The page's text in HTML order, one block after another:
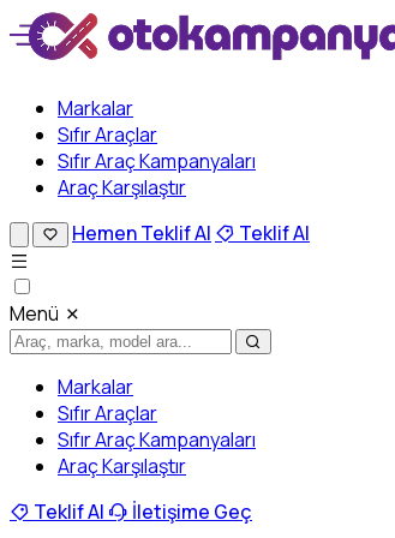
Markalar
Sıfır Araçlar
Sıfır Araç Kampanyaları
Araç Karşılaştır
Hemen Teklif Al
Teklif Al
Menü
Markalar
Sıfır Araçlar
Sıfır Araç Kampanyaları
Araç Karşılaştır
Teklif Al
İletişime Geç